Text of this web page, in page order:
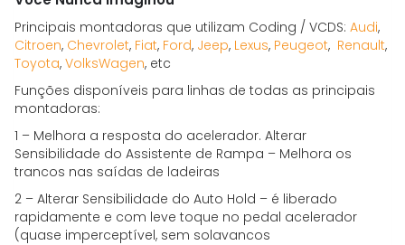
Principais montadoras que utilizam Coding / VCDS: Audi,
Citroen, Chevrolet, Fiat, Ford, Jeep, Lexus, Peugeot, Renault,
Toyota, VolksWagen, etc
Funções disponíveis para linhas de todas as principais
montadoras:
1 – Melhora a resposta do acelerador. Alterar
Sensibilidade do Assistente de Rampa – Melhora os
trancos nas saídas de ladeiras
2 – Alterar Sensibilidade do Auto Hold – é liberado
rapidamente e com leve toque no pedal acelerador
(quase imperceptível, sem solavancos